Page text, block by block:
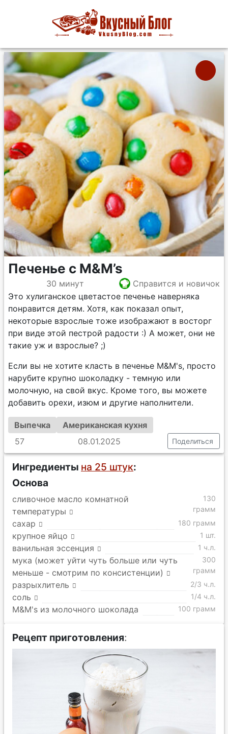
Печенье с M&M’s
30 минут
Справится и новичок
Это хулиганское цветастое печенье наверняка
понравится детям. Хотя, как показал опыт,
некоторые взрослые тоже изображают в восторг
при виде этой пестрой радости :) А может, они не
такие уж и взрослые? ;)
Если вы не хотите класть в печенье M&M's, просто
нарубите крупно шоколадку - темную или
молочную, на свой вкус. Кроме того, вы можете
добавить орехи, изюм и другие наполнители.
Выпечка
Американская кухня
57
08.01.2025 Поделиться
Ингредиенты на 25 штук:
Основа
сливочное масло комнатной
температуры
130
грамм
сахар 180 грамм
крупное яйцо 1 шт.
ванильная эссенция 1 ч.л.
мука (может уйти чуть больше или чуть
меньше - смотрим по консистенции)
300
грамм
разрыхлитель 2/3 ч.л.
соль 1/4 ч.л.
M&M's из молочного шоколада 100 грамм
Рецепт приготовления: